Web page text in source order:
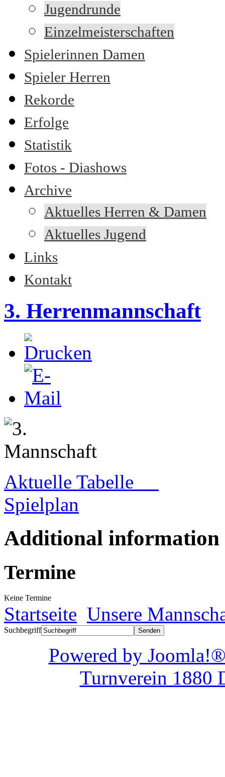
Jugendrunde
Einzelmeisterschaften
Spielerinnen Damen
Spieler Herren
Rekorde
Erfolge
Statistik
Fotos - Diashows
Archive
Aktuelles Herren & Damen
Aktuelles Jugend
Links
Kontakt
3. Herrenmannschaft
Aktuelle Tabelle
Spielplan
Additional information
Termine
Keine Termine
Startseite Unsere
Suchbegriff
Powered by
Turnverein